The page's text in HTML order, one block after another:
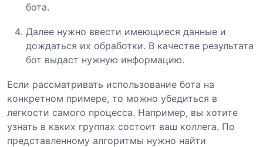
бота.
Далее нужно ввести имеющиеся данные и
дождаться их обработки. В качестве результата
бот выдаст нужную информацию.
Если рассматривать использование бота на
конкретном примере, то можно убедиться в
легкости самого процесса. Например, вы хотите
узнать в каких группах состоит ваш коллега. По
представленному алгоритмы нужно найти